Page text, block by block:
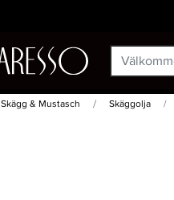
Skägg & Mustasch Skäggolja